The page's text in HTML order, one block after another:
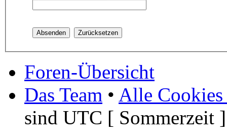
Foren-Übersicht
Das Team • Alle Cookies
sind UTC [ Sommerzeit ]